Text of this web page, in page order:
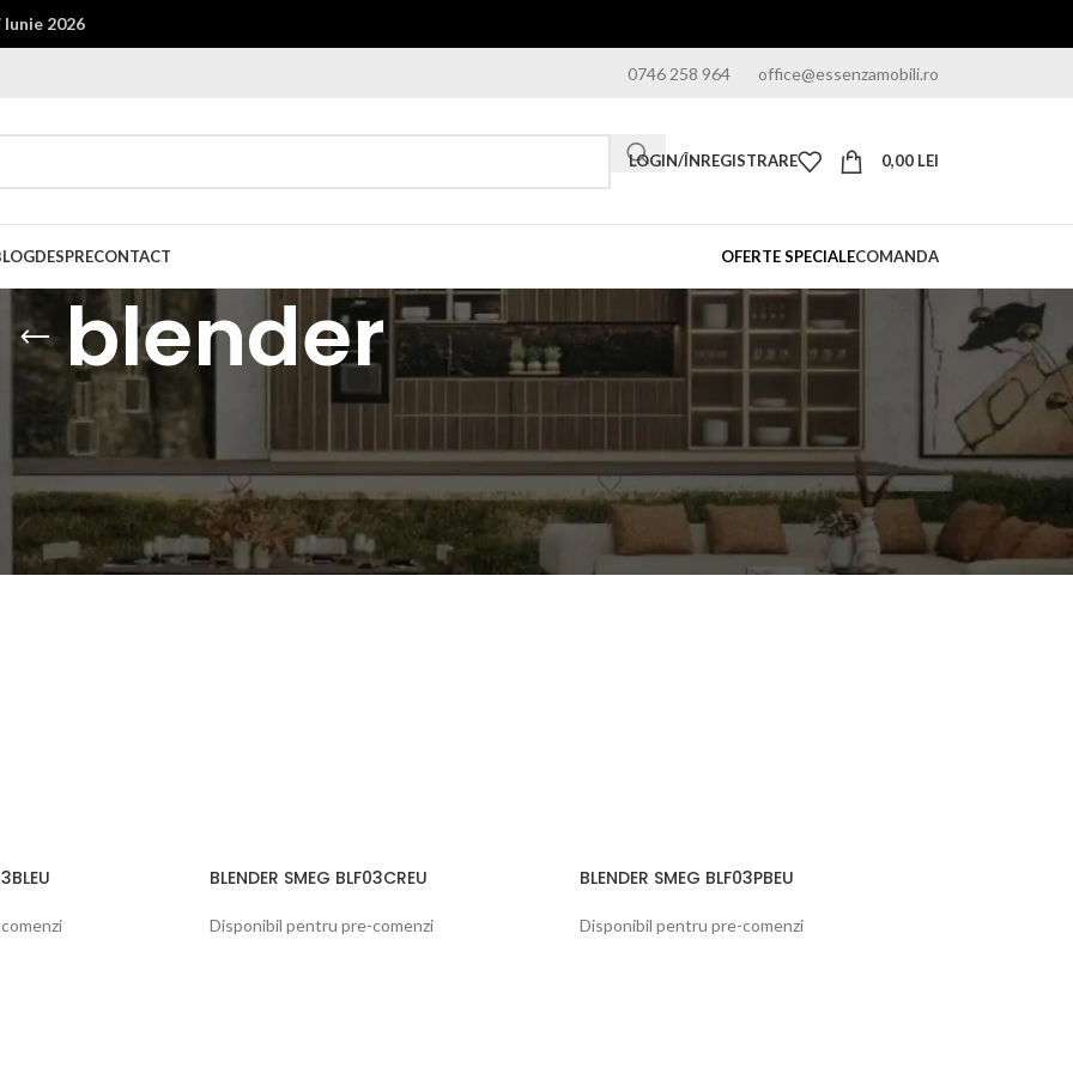
Iunie 2026
0746 258 964 office@essenzamobili.ro
LOGIN/ÎNREGISTRARE 0,00 LEI
DESPRECONTACT OFERTE SPECIALECOMANDA
blender
etichetate „blender”
BLENDER SMEG BLF03CREU
Disponibil pentru pre-comenzi
BLENDER SMEG BLF03PBEU
Disponibil pentru pre-comenzi